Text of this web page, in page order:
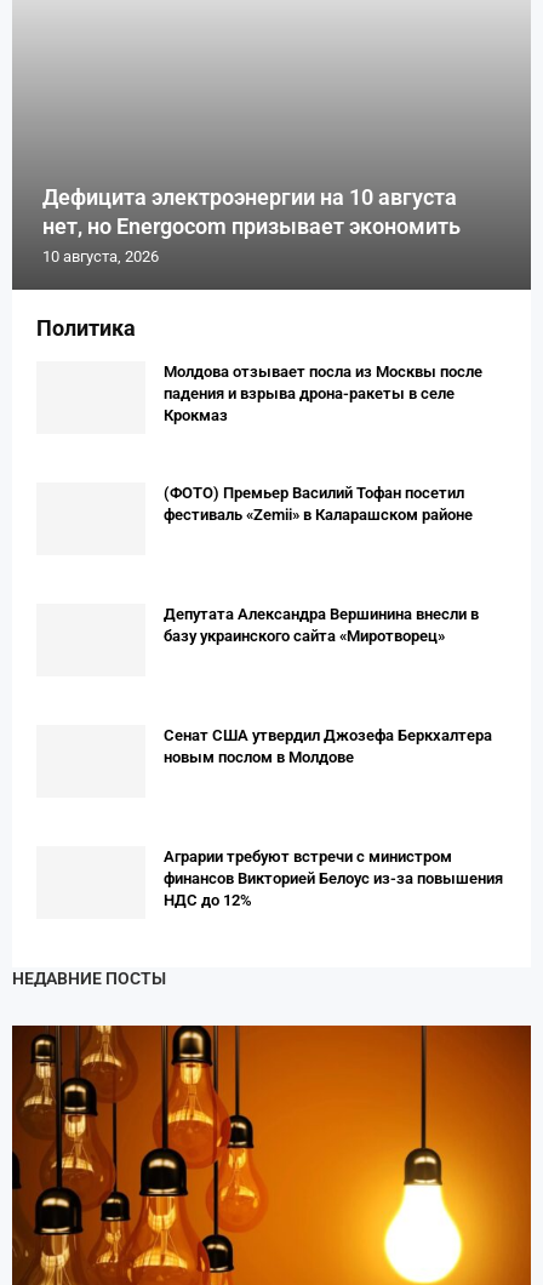
Дефицита электроэнергии на 10 августа
нет, но Energocom призывает экономить
10 августа, 2026
Политика
Молдова отзывает посла из Москвы после
падения и взрыва дрона-ракеты в селе
Крокмаз
(ФОТО) Премьер Вaсилий Тофан посетил
фестиваль «Zemii» в Каларашском районе
Депутата Александра Вершинина внесли в
базу украинского сайта «Миротворец»
Сенат США утвердил Джозефа Беркхалтера
новым послом в Молдове
Аграрии требуют встречи с министром
финансов Викторией Белоус из-за повышения
НДС до 12%
НЕДАВНИЕ ПОСТЫ